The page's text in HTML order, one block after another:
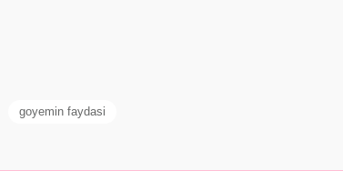
goyemin faydasi